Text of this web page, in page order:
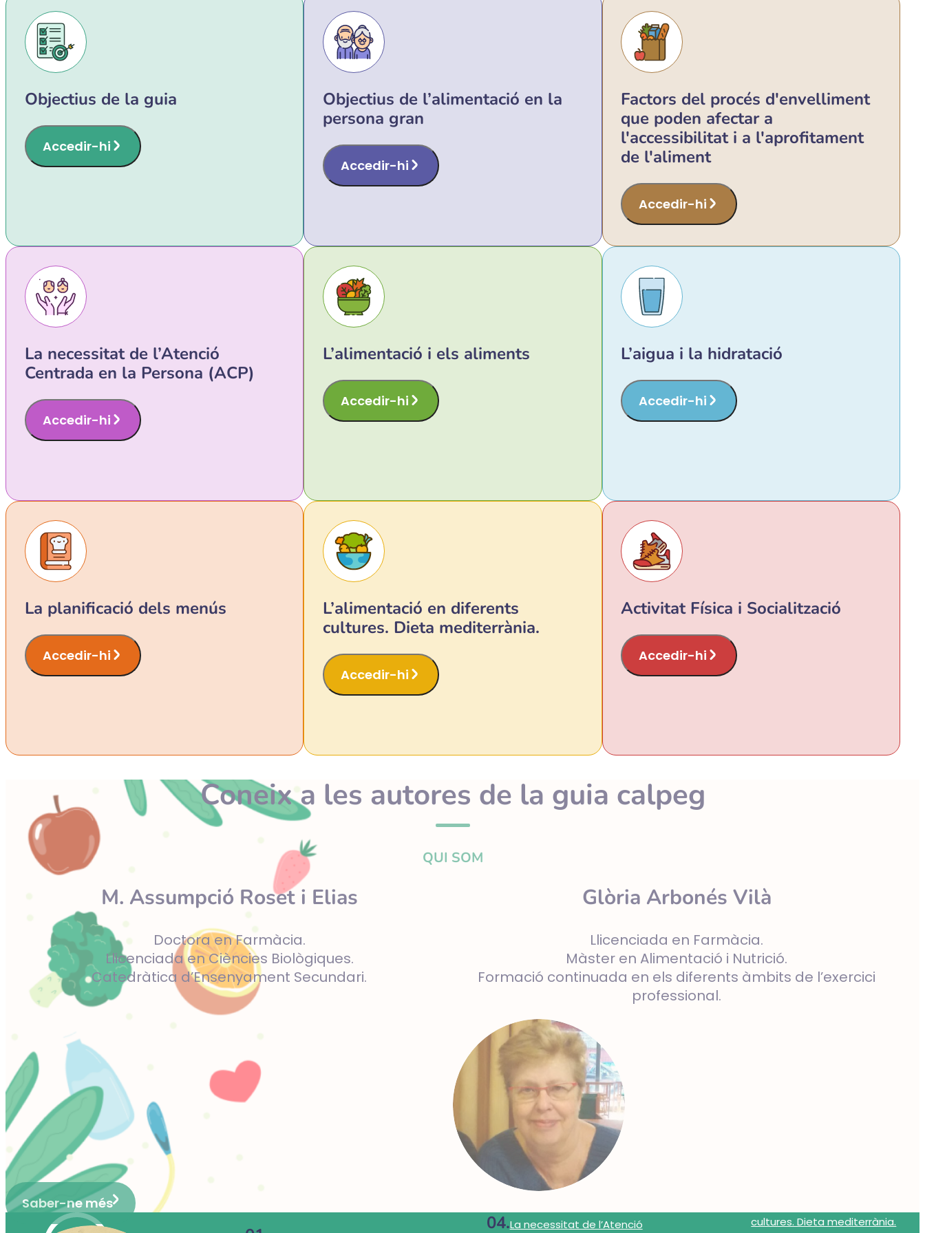
Objectius de la guia
Accedir-hi
Objectius de l’alimentació en la
persona gran
Accedir-hi
Factors del procés d'envelliment
que poden afectar a
l'accessibilitat i a l'aprofitament
de l'aliment
Accedir-hi
La necessitat de l’Atenció
Centrada en la Persona (ACP)
Accedir-hi
L’alimentació i els aliments
Accedir-hi
L’aigua i la hidratació
Accedir-hi
La planificació dels menús
Accedir-hi
L’alimentació en diferents
cultures. Dieta mediterrània.
Accedir-hi
Activitat Física i Socialització
Accedir-hi
Coneix a les autores de la guia calpeg
QUI SOM
M. Assumpció Roset i Elias
Doctora en Farmàcia.
Llicenciada en Ciències Biològiques.
Catedràtica d’Ensenyament Secundari.
Glòria Arbonés Vilà
Llicenciada en Farmàcia.
Màster en Alimentació i Nutrició.
Formació continuada en els diferents àmbits de l’exercici
professional.
Saber-ne més
La necessitat de l’Atenció cultures. Dieta mediterrània.